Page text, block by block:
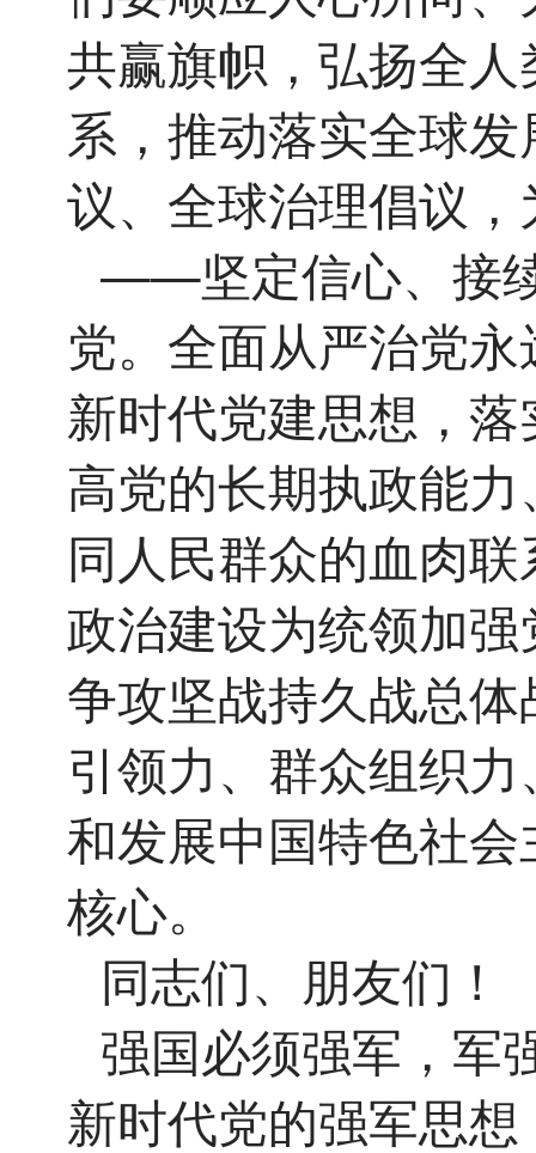
共赢旗帜，弘扬全
系，推动落实全球
议、全球治理倡议
——坚定信心、接
党。全面从严治党
新时代党建思想，
高党的长期执政能
同人民群众的血肉
政治建设为统领加
争攻坚战持久战总
引领力、群众组织
和发展中国特色社
核心。
同志们、朋友们！
强国必须强军，军
新时代党的强军思